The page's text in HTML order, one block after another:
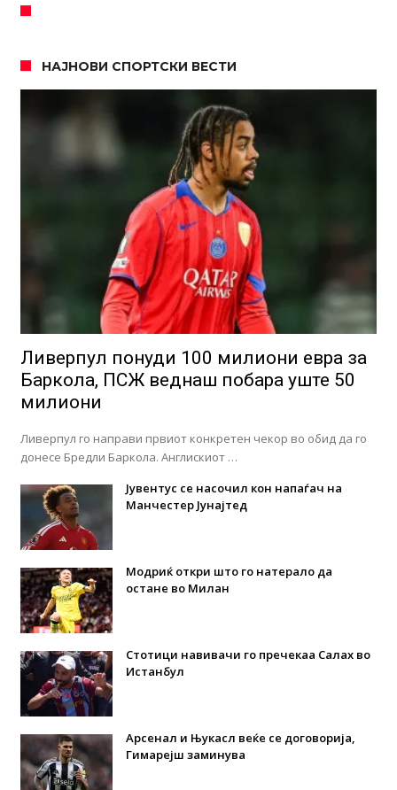
НАЈНОВИ СПОРТСКИ ВЕСТИ
Ливерпул понуди 100 милиони евра за
Баркола, ПСЖ веднаш побара уште 50
милиони
Ливерпул го направи првиот конкретен чекор во обид да го
донесе Бредли Баркола. Англискиот …
Јувентус се насочил кон напаѓач на
Манчестер Јунајтед
Модриќ откри што го натерало да
остане во Милан
Стотици навивачи го пречекаа Салах во
Истанбул
Арсенал и Њукасл веќе се договорија,
Гимарејш заминува